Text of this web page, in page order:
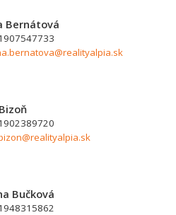
Bernátová
Bučková